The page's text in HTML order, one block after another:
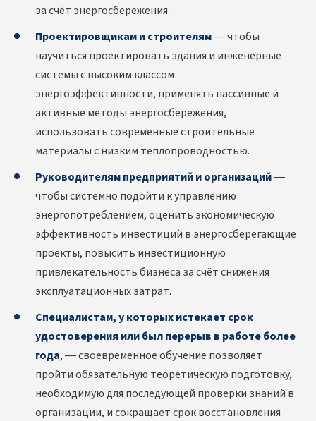
за счёт энергосбережения.
Проектировщикам и строителям— чтобы
научиться проектировать здания и инженерные
системы с высоким классом
энергоэффективности, применять пассивные и
активные методы энергосбережения,
использовать современные строительные
материалы с низким теплопроводностью.
Руководителям предприятий и организаций—
чтобы системно подойти к управлению
энергопотреблением, оценить экономическую
эффективность инвестиций в энергосберегающие
проекты, повысить инвестиционную
привлекательность бизнеса за счёт снижения
эксплуатационных затрат.
Специалистам, у которых истекает срок
удостоверения или был перерыв в работе более
года, — своевременное обучение позволяет
пройти обязательную теоретическую подготовку,
необходимую для последующей проверки знаний в
организации, и сокращает срок восстановления